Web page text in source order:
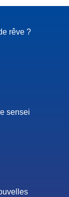
rêve ?
sensei